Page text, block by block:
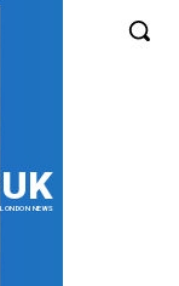
UK
LONDON NEWS